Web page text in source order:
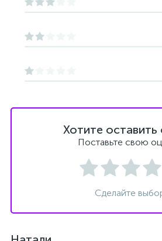
Хотите оставить
Поставьте свою
Сделайте